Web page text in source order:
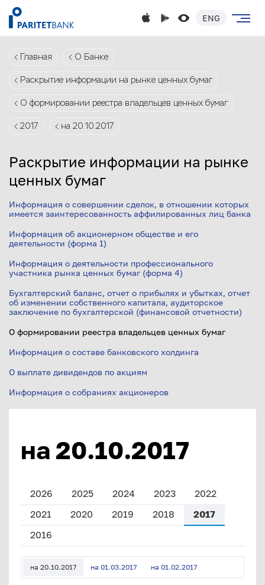
ENG
Главная О Банке
Раскрытие информации на рынке ценных бумаг
О формировании реестра владельцев ценных бумаг
2017 на 20.10.2017
Раскрытие информации на рынке
ценных бумаг
Информация о совершении сделок, в отношении которых
имеется заинтересованность аффилированных лиц банка
Информация об акционерном обществе и его
деятельности (форма 1)
Информация о деятельности профессионального
участника рынка ценных бумаг (форма 4)
Бухгалтерский баланс, отчет о прибылях и убытках, отчет
об изменении собственного капитала, аудиторское
заключение по бухгалтерской (финансовой отчетности)
О формировании реестра владельцев ценных бумаг
Информация о составе банковского холдинга
О выплате дивидендов по акциям
Информация о собраниях акционеров
на 20.10.2017
2026 2025 2024 2023
2022
2021
2020 2019 2018
2017
2016
на 20.10.2017 на 01.03.2017 на 01.02.2017